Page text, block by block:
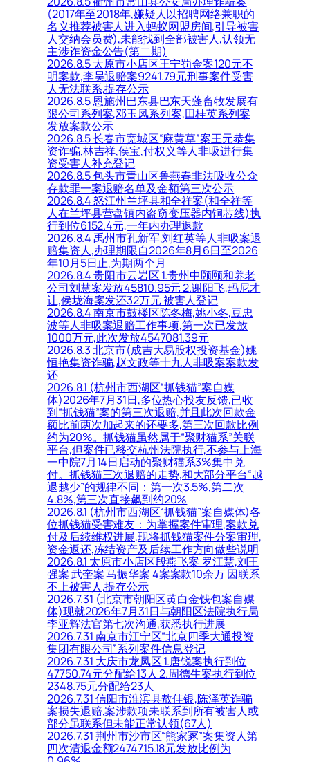
(2017年至2018年,嫌疑人以招聘网络兼职的
名义推荐被害人进入蚂蚁网盟房间,引导被害
人交纳会员费),未能找到全部被害人,认领无
主涉诈资金公告(第二期)
2026.8.5 太原市小店区王宁罚金案120元不
明案款,李昊退赔案9241.79元刑事案件受害
人无法联系,提存公示
2026.8.5 恩施州巴东县巴东天蓬畜牧发展有
限公司系列案,邓玉凤系列案,田桂英系列案
发放案款公示
2026.8.5 长春市宽城区“麻黄草”案王元恭集
资诈骗,林吉祥,侯宝,付权义等人非吸进行集
资受害人补充登记
2026.8.5 包头市青山区鲁燕春非法吸收公众
存款罪一案退赔名单及金额第三次公示
2026.8.4 怒江州兰坪县和全祥案(和全祥等
人在兰坪县营盘镇内盗窃变压器内铜芯线)执
行到位6152.4元,一年内办理退款
2026.8.4 禹州市孔新军,刘红英等人非吸案退
赔集资人,办理期限自2026年8月6日至2026
年10月5日止,为期两个月
2026.8.4 贵阳市云岩区 1.贵州中颐颐和养老
公司刘慧案发放45810.95元 2.谢阳飞,玛尼才
让,侯垅海案发还32万元 被害人登记
2026.8.4 南京市鼓楼区陈冬梅,姚小冬,豆忠
波等人非吸案退赔工作事项,第一次已发放
1000万元,此次发放4547081.39元
2026.8.3 北京市(成吉大易股权投资基金)姚
恒艳集资诈骗,赵文政等十九人非吸案案款发
还
2026.8.1 (杭州市西湖区“抓钱猫”案自媒
体)2026年7月31日,多位热心投友反馈,已收
到“抓钱猫”案的第三次退赔,并且此次回款金
额比前两次加起来的还要多,第三次回款比例
约为20%。抓钱猫虽然属于“聚财猫系”关联
平台,但案件已移交杭州法院执行,不参与上海
一中院7月14日启动的聚财猫系3%集中兑
付。抓钱猫三次退赔的走势,和大部分平台“越
退越少”的规律不同：第一次3.5%,第二次
4.8%,第三次直接飙到约20%
2026.8.1 (杭州市西湖区“抓钱猫”案自媒体)各
位抓钱猫受害难友：为掌握案件审理,案款兑
付及后续维权进展,现将抓钱猫案件分案审理,
资金返还,冻结资产及后续工作方向做些说明
2026.8.1 太原市小店区段燕飞案 罗江慧,刘王
强案 武奎案 马振华案 4案案款10余万 因联系
不上被害人,提存公示
2026.7.31 (北京市朝阳区黄白金钱包案自媒
体)现就2026年7月31日与朝阳区法院执行局
李亚辉法官第七次沟通,获悉执行进展
2026.7.31 南京市江宁区“北京四季大通投资
集团有限公司”系列案件信息登记
2026.7.31 大庆市龙凤区 1.唐锐案执行到位
47750.74元分配给13人 2.周德生案执行到位
2348.75元分配给23人
2026.7.31 信阳市淮滨县敖佳银,陈泽英诈骗
案损失退赔,案涉款项未联系到所有被害人或
部分虽联系但未能正常认领(67人)
2026.7.31 荆州市沙市区“熊家冢”案集资人第
四次清退金额2474715.18元发放比例为